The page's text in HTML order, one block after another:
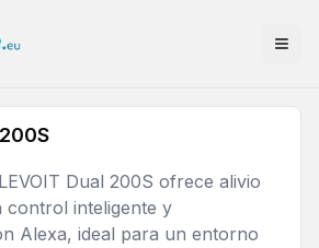
Dual 200S ofrece alivio
control inteligente y
Alexa, ideal para un entorno